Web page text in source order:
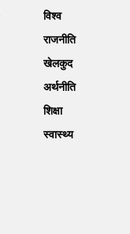
विश्व
राजनीति
खेलकुद
अर्थनीति
शिक्षा
स्वास्थ्य